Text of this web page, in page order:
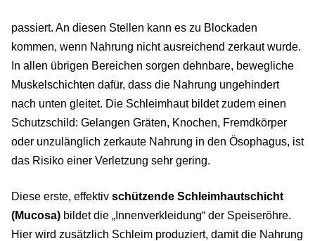
passiert. An diesen Stellen kann es zu Blockaden
kommen, wenn Nahrung nicht ausreichend zerkaut wurde.
In allen übrigen Bereichen sorgen dehnbare, bewegliche
Muskelschichten dafür, dass die Nahrung ungehindert
nach unten gleitet. Die Schleimhaut bildet zudem einen
Schutzschild: Gelangen Gräten, Knochen, Fremdkörper
oder unzulänglich zerkaute Nahrung in den Ösophagus, ist
das Risiko einer Verletzung sehr gering.
Diese erste, effektiv schützende Schleimhautschicht
(Mucosa) bildet die „Innenverkleidung“ der Speiseröhre.
Hier wird zusätzlich Schleim produziert, damit die Nahrung